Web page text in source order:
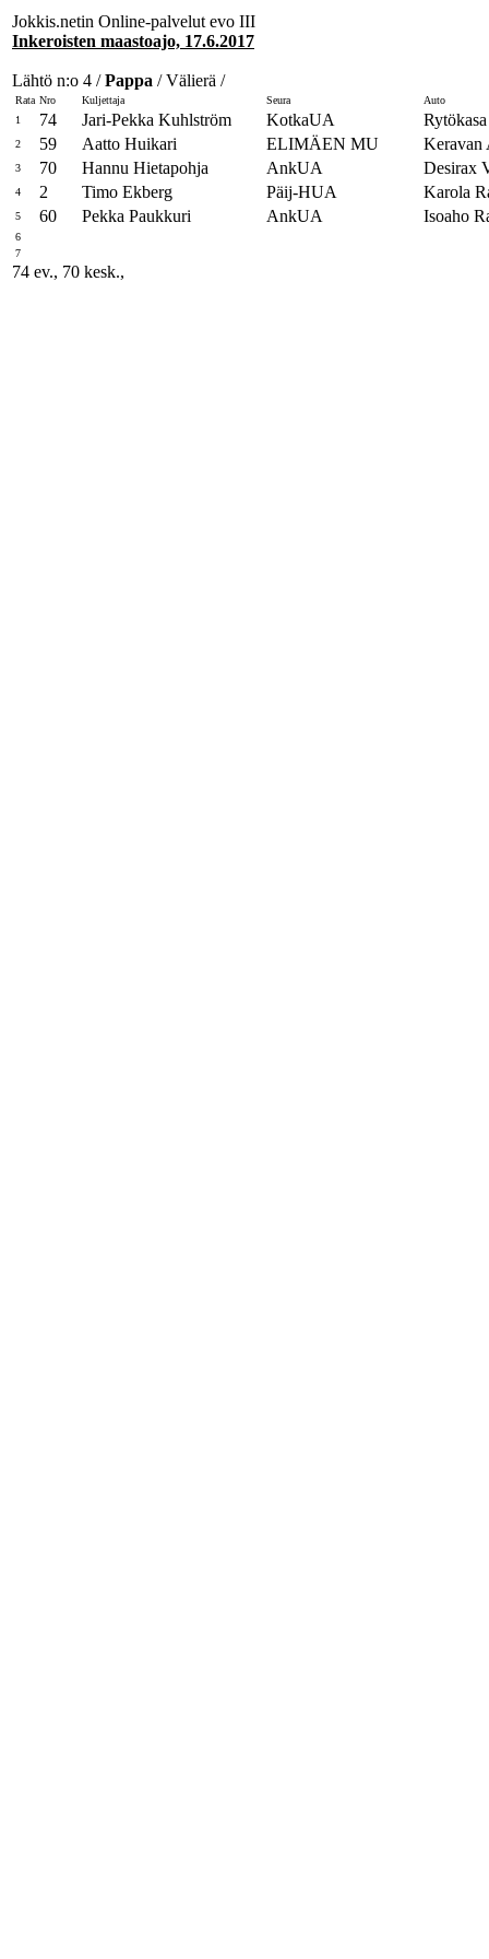
Jokkis.netin Online-palvelut evo III
Inkeroisten maastoajo, 17.6.2017
Lähtö n:o 4 /Pappa / Välierä /
Rata Nro Kuljettaja Seura
Auto
1
74 Jari-Pekka Kuhlström KotkaUA
2 59 Aatto Huikari ELIMÄEN MU Keravan
3 70 Hannu Hietapohja AnkUA Desirax
4 2 Timo Ekberg Päij-HUA Karola
5 60 Pekka Paukkuri AnkUA Isoaho
6
7
74 ev., 70 kesk.,